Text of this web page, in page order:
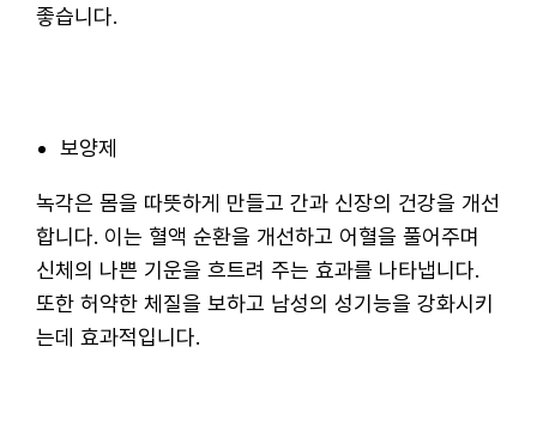
좋습니다.
보양제
녹각은 몸을 따뜻하게 만들고 간과 신장의 건강을 개선
합니다. 이는 혈액 순환을 개선하고 어혈을 풀어주며
신체의 나쁜 기운을 흐트려 주는 효과를 나타냅니다.
또한 허약한 체질을 보하고 남성의 성기능을 강화시키
는데 효과적입니다.